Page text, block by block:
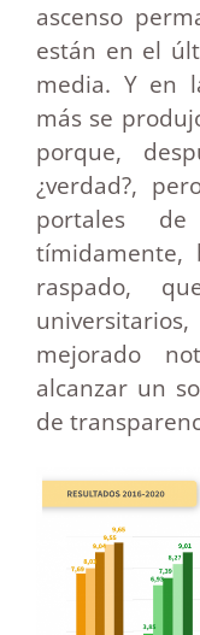
ascenso
están en el
media. Y en
más se
porque,
¿verdad?,
portales de
tímidamente,
raspado,
mejorado
alcanzar un
de